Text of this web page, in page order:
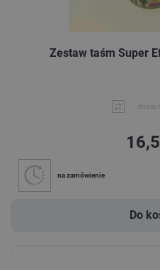
Zestaw taśm Super
dodaj
na zamówienie
Do